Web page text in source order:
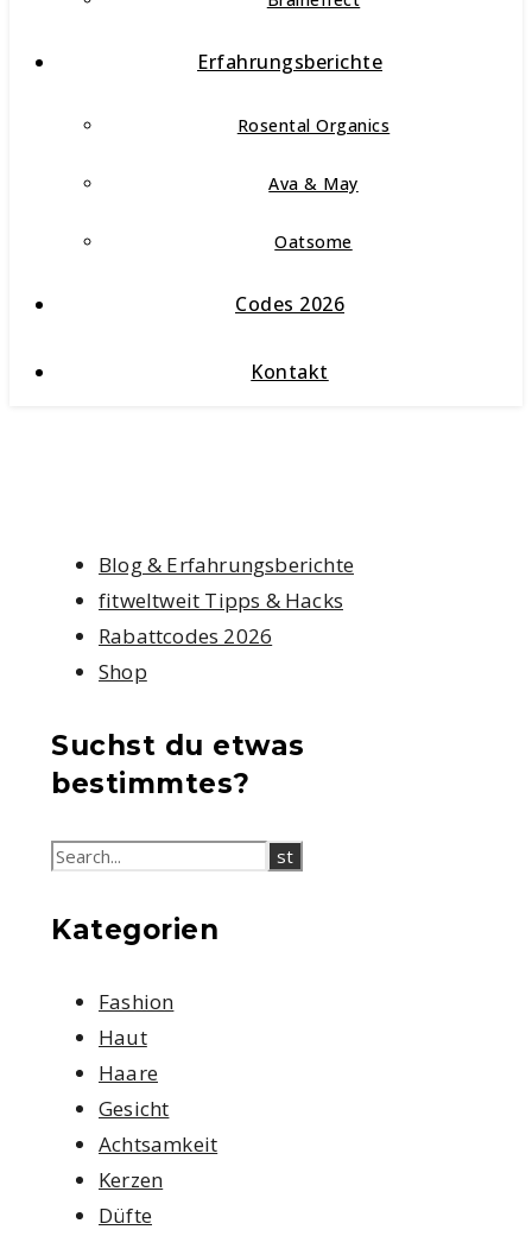
Erfahrungsberichte
Rosental Organics
Ava & May
Oatsome
Codes 2026
Kontakt
Blog & Erfahrungsberichte
fitweltweit Tipps & Hacks
Rabattcodes 2026
Shop
Suchst du etwas
bestimmtes?
Kategorien
Fashion
Haut
Haare
Gesicht
Achtsamkeit
Kerzen
Düfte